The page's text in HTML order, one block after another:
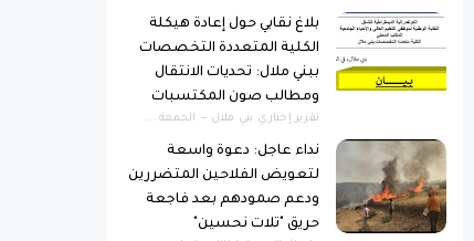
بلاغ نقابي حول إعادة هيكلة
الكلية المتعددة التخصصات
ببني ملال: تحديات الانتقال
ومطالب صون المكتسبات
​تقرير إخباري ​بني ملال — الجمعة ...
نداء عاجل: دعوة واسعة
لتعويض الفلاحين المتضررين
ودعم صمودهم بعد فاجعة
حريق "تلات نحسين"